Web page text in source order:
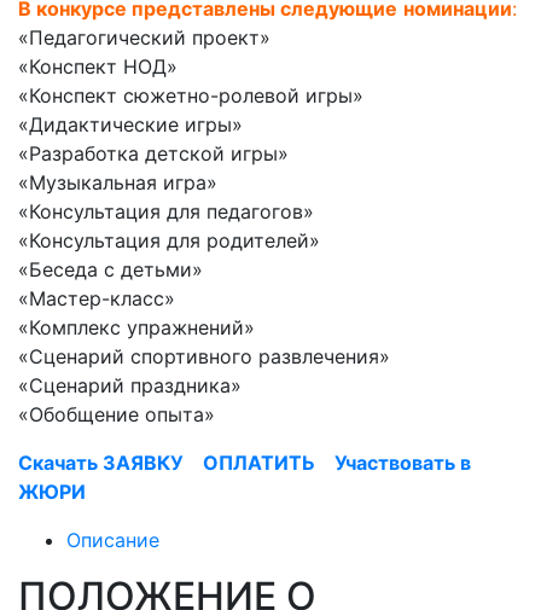
В конкурсе представлены следующие номинации:
«Педагогический проект»
«Конспект НОД»
«Конспект сюжетно-ролевой игры»
«Дидактические игры»
«Разработка детской игры»
«Музыкальная игра»
«Консультация для педагогов»
«Консультация для родителей»
«Беседа с детьми»
«Мастер-класс»
«Комплекс упражнений»
«Сценарий спортивного развлечения»
«Сценарий праздника»
«Обобщение опыта»
Скачать ЗАЯВКУ
ОПЛАТИТЬ
Участвовать в
ЖЮРИ
Описание
ПОЛОЖЕНИЕ О